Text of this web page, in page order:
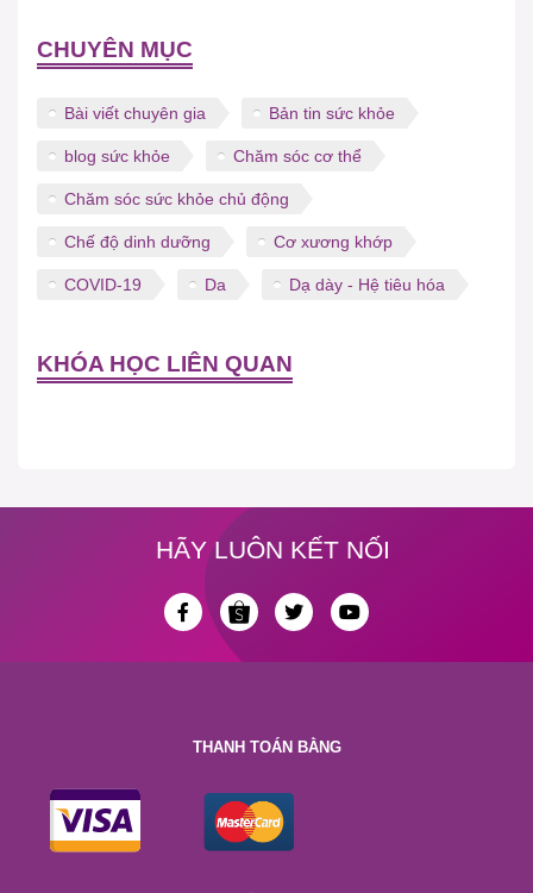
CHUYÊN MỤC
Bài viết chuyên gia Bản tin sức khỏe
blog sức khỏe Chăm sóc cơ thể
Chăm sóc sức khỏe chủ động
Chế độ dinh dưỡng Cơ xương khớp
COVID-19 Da Dạ dày - Hệ tiêu hóa
KHÓA HỌC LIÊN QUAN
HÃY LUÔN KẾT NỐI
THANH TOÁN BẰNG